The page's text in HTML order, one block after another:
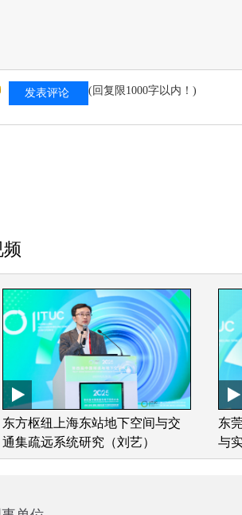
发表评论 (回复限1000字以内！)
东方枢纽上海东站地下空间与交
通集疏远系统研究（刘艺）
东
与